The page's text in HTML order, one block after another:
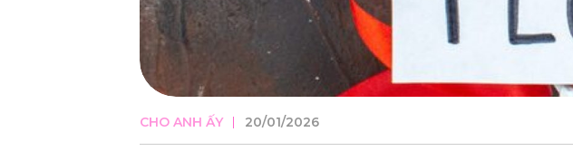
CHO ANH ẤY 20/01/2026